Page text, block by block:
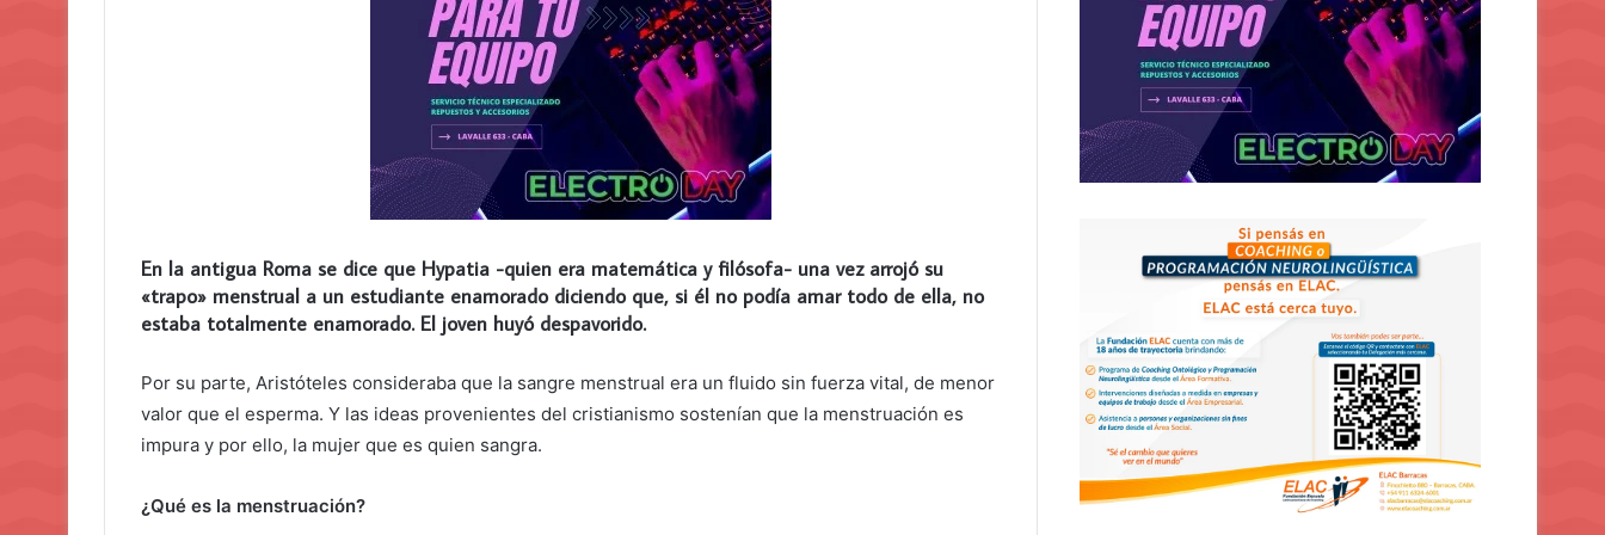
En la antigua Roma se dice que Hypatia -quien era matemática y filósofa- una vez arrojó su
«trapo» menstrual a un estudiante enamorado diciendo que, si él no podía amar todo de ella, no
estaba totalmente enamorado. El joven huyó despavorido.
Por su parte, Aristóteles consideraba que la sangre menstrual era un fluido sin fuerza vital, de menor
valor que el esperma. Y las ideas provenientes del cristianismo sostenían que la menstruación es
impura y por ello, la mujer que es quien sangra.
¿Qué es la menstruación?